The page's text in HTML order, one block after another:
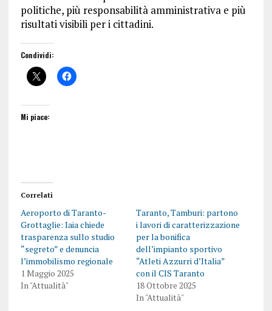
politiche, più responsabilità amministrativa e più
risultati visibili per i cittadini.
Condividi:
Mi piace:
Correlati
Aeroporto di Taranto-
Grottaglie: Iaia chiede
trasparenza sullo studio
“segreto” e denuncia
l’immobilismo regionale
1 Maggio 2025
In "Attualità"
Taranto, Tamburi: partono
i lavori di caratterizzazione
per la bonifica
dell’impianto sportivo
“Atleti Azzurri d’Italia”
con il CIS Taranto
18 Ottobre 2025
In "Attualità"